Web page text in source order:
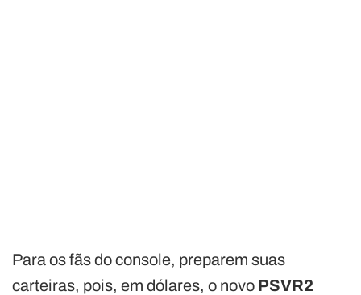
Para os fãs do console, preparem suas
carteiras, pois, em dólares, o novo PSVR2